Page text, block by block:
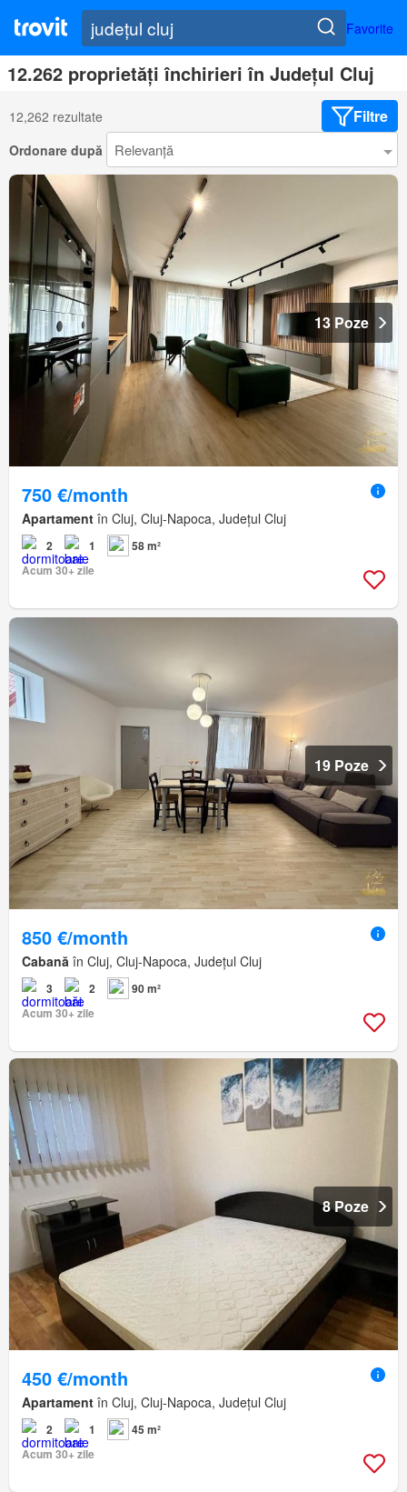
Favorite
12.262 proprietăți închirieri în Județul Cluj
12,262 rezultate Filtre
Ordonare după
13 Poze
750 €/month
Apartament în Cluj, Cluj-Napoca, Județul Cluj
2 1
58 m²
Acum 30+ zile
19 Poze
850 €/month
Cabană în Cluj, Cluj-Napoca, Județul Cluj
3 2
90 m²
Acum 30+ zile
8 Poze
450 €/month
Apartament în Cluj, Cluj-Napoca, Județul Cluj
2 1
45 m²
Acum 30+ zile